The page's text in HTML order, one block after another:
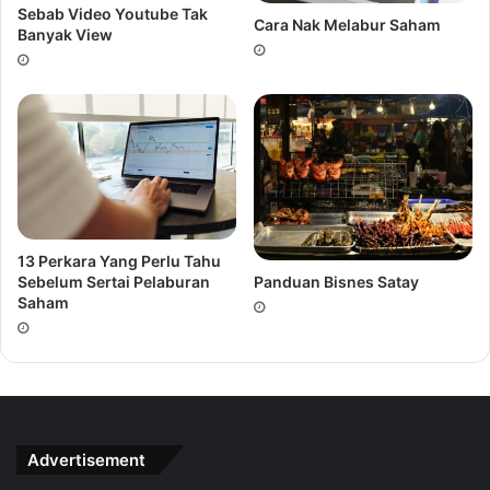
Sebab Video Youtube Tak
Banyak View
Cara Nak Melabur Saham
13 Perkara Yang Perlu Tahu
Sebelum Sertai Pelaburan
Saham
Panduan Bisnes Satay
Advertisement